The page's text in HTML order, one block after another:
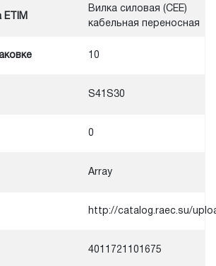
ETIM
Вилка силовая (CEE)
кабельная переносная
10
S41S30
0
Array
http://catalog.raec.su/
4011721101675